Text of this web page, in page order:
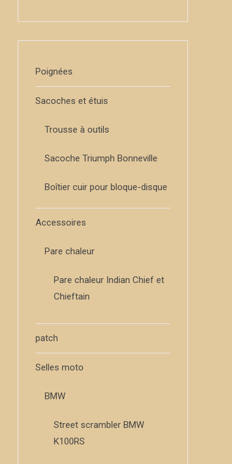
Poignées
Sacoches et étuis
Trousse à outils
Sacoche Triumph Bonneville
Boîtier cuir pour bloque-disque
Accessoires
Pare chaleur
Pare chaleur Indian Chief et
Chieftain
patch
Selles moto
BMW
Street scrambler BMW
K100RS